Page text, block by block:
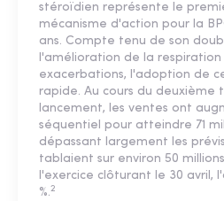
stéroïdien représente le
mécanisme d'action pour la
ans. Compte tenu de son
l'amélioration de la
exacerbations, l'adoption de
rapide. Au cours du deuxième
lancement, les ventes ont
séquentiel pour atteindre 71
dépassant largement les
tablaient sur environ 50
l'exercice clôturant le 30 avril,
%.2